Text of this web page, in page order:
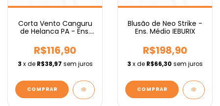
Corta Vento Canguru
de Helanca PA - Ens.
R$116,90
3 x de R$38,97 sem juros
COMPRAR
Blusão de Neo Strike -
Ens. Médio IEBURIX
R$198,90
3 x de R$66,30 sem juros
COMPRAR